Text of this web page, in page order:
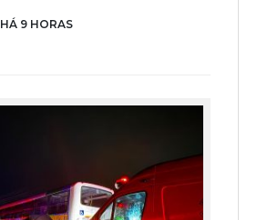
HÁ 9 HORAS